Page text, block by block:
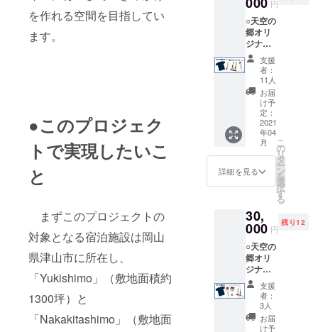
を作れる空間を目指してい
ます。
●このプロジェク
トで実現したいこ
と
まずこのプロジェクトの
対象となる宿泊施設は岡山
県津山市に所在し、
「Yukishimo」（敷地面積約
1300坪） と
「Nakakitashimo」（敷地面
す！か
わいい
ワンポ
イント
ロゴタ
イプで
普段着
として
も着れ
ます
し、
トート
バック
はサイ
ズも大
イメー
ジです
ので、
実物と
色、デ
ザイ
ン、サ
イズ等
が若干
異なる
場合が
円
○天空の
郷オリ
ジナルT
シャツ
＆オリ
ジナル2
色ペン
＆トー
トバッ
ク＆真
空ステ
ンレス
ボトル
オリジ
ナルT
シャツ
ルペン
＆トー
トバッ
クに加
え、外
出先で
少しド
リンク
が飲み
たい！
そんな
支援
者：
11人
お届
け予
定：
2021
年04
月
詳細を見る
こ
の
リ
タ
ー
ン
を
選
択
す
る
30,
000 円
残り12
○天空の
郷オリ
ジナル
セットA
Tシャツ
＆天空
の郷オ
リジナ
支援
者：
3人
お届
け予